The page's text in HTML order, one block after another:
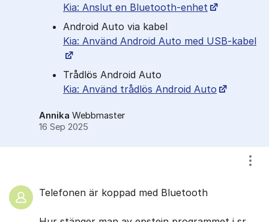
Kia: Anslut en Bluetooth-enhet
Android Auto via kabel
Kia: Använd Android Auto med USB-kabel
Trådlös Android Auto
Kia: Använd trådlös Android Auto
Annika Webbmaster
16 Sep 2025
Telefonen är koppad med Bluetooth